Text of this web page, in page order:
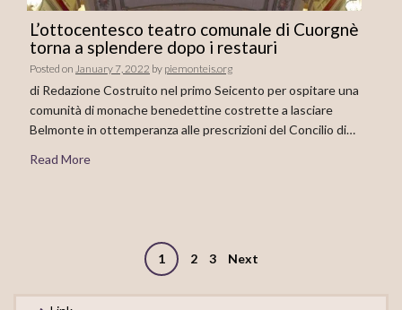
L’ottocentesco teatro comunale di Cuorgnè
torna a splendere dopo i restauri
Posted on January 7, 2022 by piemonteis.org
di Redazione Costruito nel primo Seicento per ospitare una
comunità di monache benedettine costrette a lasciare
Belmonte in ottemperanza alle prescrizioni del Concilio di…
Read More
1 2 3 Next